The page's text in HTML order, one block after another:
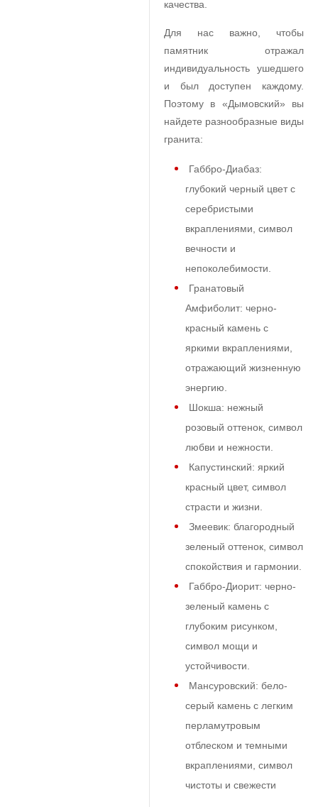
качества.
Для нас важно, чтобы
памятник отражал
индивидуальность ушедшего
и был доступен каждому.
Поэтому в «Дымовский» вы
найдете разнообразные виды
гранита:
Габбро-Диабаз:
глубокий черный цвет с
серебристыми
вкраплениями, символ
вечности и
непоколебимости.
Гранатовый
Амфиболит: черно-
красный камень с
яркими вкраплениями,
отражающий жизненную
энергию.
Шокша: нежный
розовый оттенок, символ
любви и нежности.
Капустинский: яркий
красный цвет, символ
страсти и жизни.
Змеевик: благородный
зеленый оттенок, символ
спокойствия и гармонии.
Габбро-Диорит: черно-
зеленый камень с
глубоким рисунком,
символ мощи и
устойчивости.
Мансуровский: бело-
серый камень с легким
перламутровым
отблеском и темными
вкраплениями, символ
чистоты и свежести